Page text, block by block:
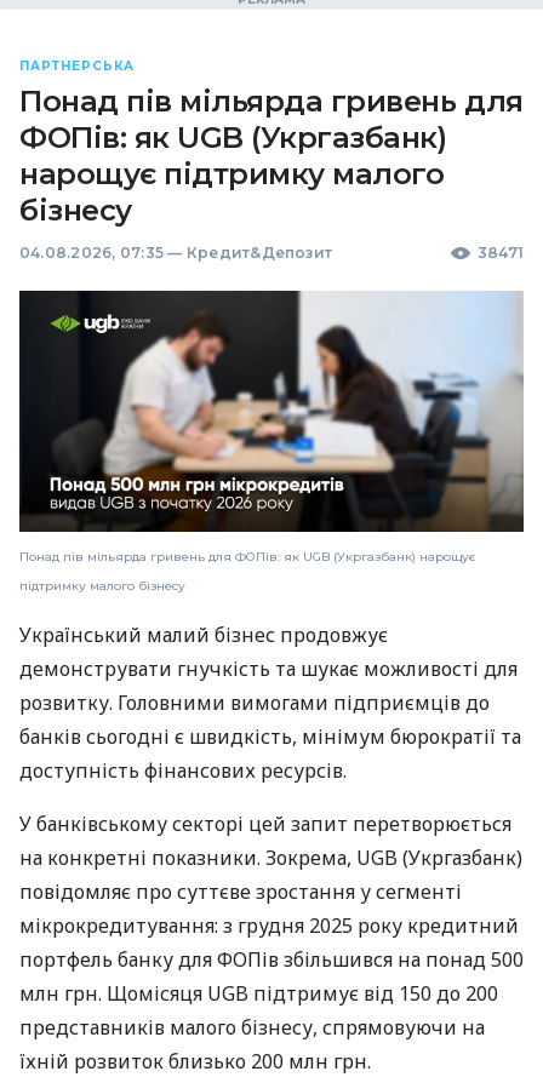
ПАРТНЕРСЬКА
Понад пів мільярда гривень для
ФОПів: як UGB (Укргазбанк)
нарощує підтримку малого
бізнесу
04.08.2026, 07:35 — Кредит&Депозит 38471
Понад пів мільярда гривень для ФОПів: як UGB (Укргазбанк) нарощує
підтримку малого бізнесу
Український малий бізнес продовжує
демонструвати гнучкість та шукає можливості для
розвитку. Головними вимогами підприємців до
банків сьогодні є швидкість, мінімум бюрократії та
доступність фінансових ресурсів.
У банківському секторі цей запит перетворюється
на конкретні показники. Зокрема, UGB (Укргазбанк)
повідомляє про суттєве зростання у сегменті
мікрокредитування: з грудня 2025 року кредитний
портфель банку для ФОПів збільшився на понад 500
млн грн. Щомісяця UGB підтримує від 150 до 200
представників малого бізнесу, спрямовуючи на
їхній розвиток близько 200 млн грн.